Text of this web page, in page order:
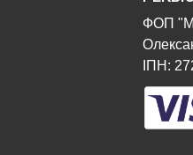
ФОП
ІПН: